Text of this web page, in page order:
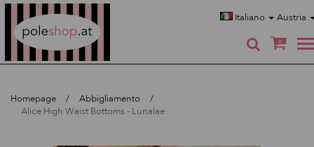
Italiano Austria
0
Homepage
Abbigliamento
Alice High Waist Bottoms - Lunalae